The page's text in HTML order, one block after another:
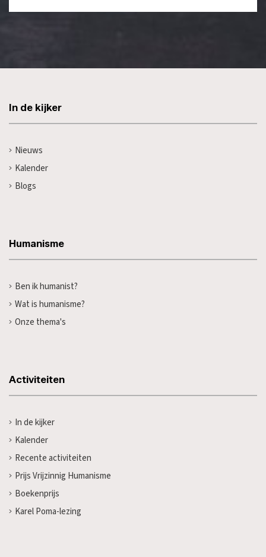
In de kijker
Nieuws
Kalender
Blogs
Humanisme
Ben ik humanist?
Wat is humanisme?
Onze thema's
Activiteiten
In de kijker
Kalender
Recente activiteiten
Prijs Vrijzinnig Humanisme
Boekenprijs
Karel Poma-lezing